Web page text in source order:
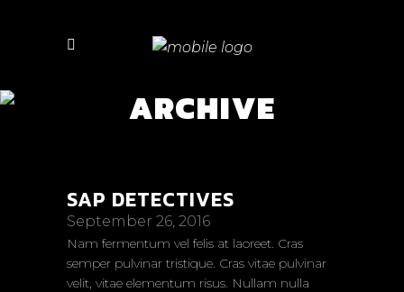
ARCHIVE
SAP DETECTIVES
September 26, 2016
Nam fermentum vel felis at laoreet. Cras
semper pulvinar tristique. Cras vitae pulvinar
velit, vitae elementum risus. Nullam nulla